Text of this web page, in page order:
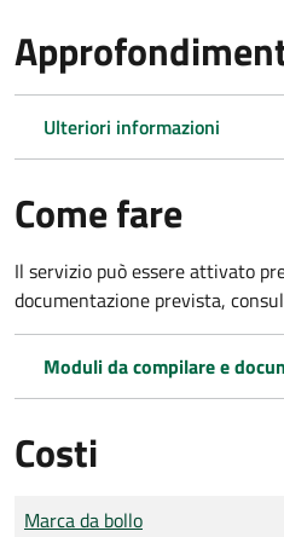
Ulteriori informazioni
Come fare
Il servizio può essere attivato
documentazione prevista,
Moduli da compilare e
Costi
Tipo di pagamento
Importo
Marca da bollo